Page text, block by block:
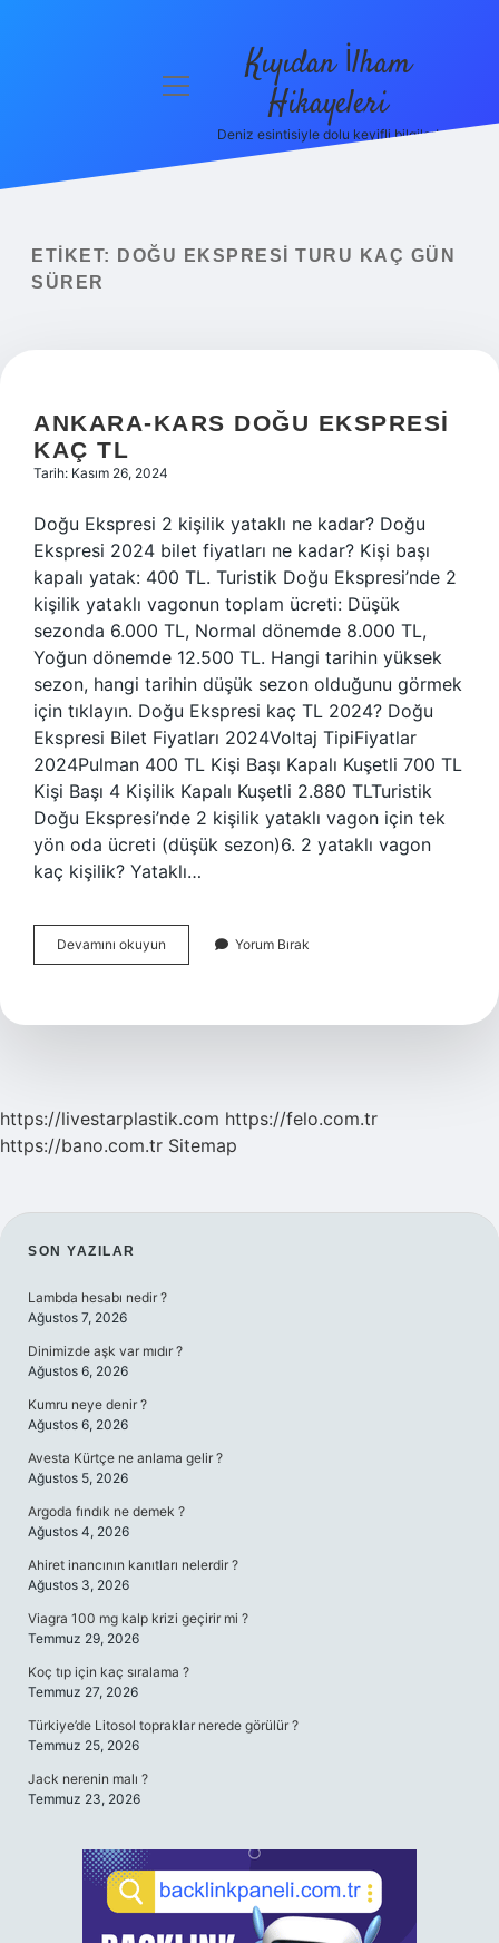
Yasal Uyarı
menüyü
Kıyıdan İlham
Hikayeleri
Deniz esintisiyle dolu keyifli bilgiler!
ETIKET:
DOĞU EKSPRESI TURU KAÇ GÜN
SÜRER
ANKARA-KARS DOĞU EKSPRESI
KAÇ TL
Tarih: Kasım 26, 2024
Doğu Ekspresi 2 kişilik yataklı ne kadar? Doğu
Ekspresi 2024 bilet fiyatları ne kadar? Kişi başı
kapalı yatak: 400 TL. Turistik Doğu Ekspresi’nde 2
kişilik yataklı vagonun toplam ücreti: Düşük
sezonda 6.000 TL, Normal dönemde 8.000 TL,
Yoğun dönemde 12.500 TL. Hangi tarihin yüksek
sezon, hangi tarihin düşük sezon olduğunu görmek
için tıklayın. Doğu Ekspresi kaç TL 2024? Doğu
Ekspresi Bilet Fiyatları 2024Voltaj TipiFiyatlar
2024Pulman 400 TL Kişi Başı Kapalı Kuşetli 700 TL
Kişi Başı 4 Kişilik Kapalı Kuşetli 2.880 TLTuristik
Doğu Ekspresi’nde 2 kişilik yataklı vagon için tek
yön oda ücreti (düşük sezon)6. 2 yataklı vagon
kaç kişilik? Yataklı…
Devamını okuyun Ankara-
Kars
Kaç
Yorum Bırak
https://livestarplastik.com https://felo.com.tr
https://bano.com.tr Sitemap
SIDEBAR
SON YAZILAR
Lambda hesabı nedir ?
Ağustos 7, 2026
Dinimizde aşk var mıdır ?
Ağustos 6, 2026
Kumru neye denir ?
Ağustos 6, 2026
Avesta Kürtçe ne anlama gelir ?
Ağustos 5, 2026
Argoda fındık ne demek ?
Ağustos 4, 2026
Ahiret inancının kanıtları nelerdir ?
Ağustos 3, 2026
Viagra 100 mg kalp krizi geçirir mi ?
Temmuz 29, 2026
Koç tıp için kaç sıralama ?
Temmuz 27, 2026
Türkiye’de Litosol topraklar nerede görülür ?
Temmuz 25, 2026
Jack nerenin malı ?
Temmuz 23, 2026